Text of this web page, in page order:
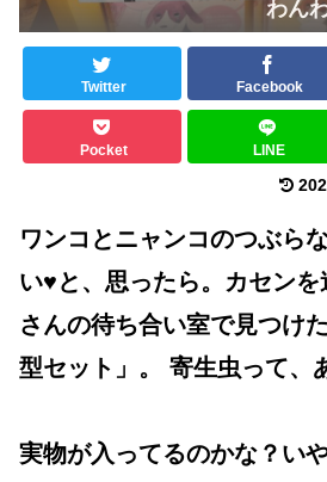
わん
Twitter Facebook
Pocket LINE
ワンコとニャンコのつぶら
い♥️と、思ったら。カセン
さんの待ち合い室で見つけ
型セット」。 寄生虫って、
実物が入ってるのかな？い